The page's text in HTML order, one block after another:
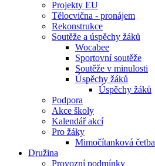
Projekty EU
Tělocvična - pronájem
Rekonstrukce
Soutěže a úspěchy žáků
Wocabee
Sportovní soutěže
Soutěže v minulosti
Úspěchy žáků
Úspěchy žáků
Podpora
Akce školy
Kalendář akcí
Pro žáky
Mimočítanková četba
Družina
Provozní podmínky